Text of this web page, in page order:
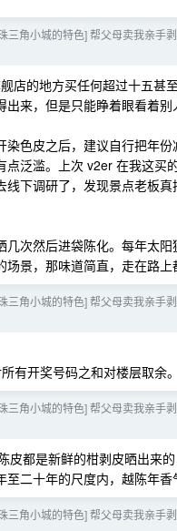
三角小城的特色] 帮父母卖我亲手
店的地方买任何超过十五甚
来，但是只能睁着眼看着别
色皮之后，建议自行把年
泛滥。上次 v2er 在我这
下调研了，发现景点老板
几次然后进袋陈化。每年太
景，那味道简直，走在路
三角小城的特色] 帮父母卖我亲手
有开奖号码之和对楼层取余。
三角小城的特色] 帮父母卖我亲手
皮都是新鲜的柑剥皮晒出来
二十年的尺度内，越陈年
三角小城的特色] 帮父母卖我亲手